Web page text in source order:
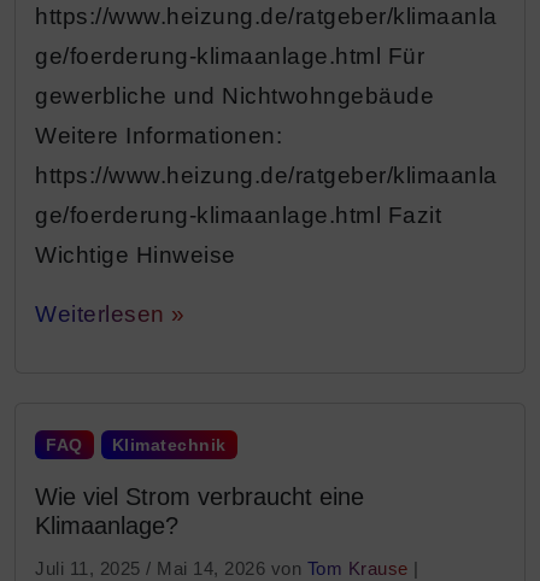
https://www.heizung.de/ratgeber/klimaanla
ge/foerderung-klimaanlage.html Für
gewerbliche und Nichtwohngebäude
Weitere Informationen:
https://www.heizung.de/ratgeber/klimaanla
ge/foerderung-klimaanlage.html Fazit
Wichtige Hinweise
Weiterlesen »
FAQ Klimatechnik
Wie viel Strom verbraucht eine
Klimaanlage?
Juli 11, 2025 / Mai 14, 2026 von Tom Krause